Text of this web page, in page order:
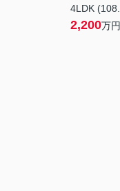
4LDK
2,200万円